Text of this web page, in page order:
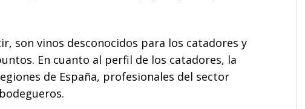
son vinos desconocidos para los catadores y
En cuanto al perfil de los catadores, la
de España, profesionales del sector